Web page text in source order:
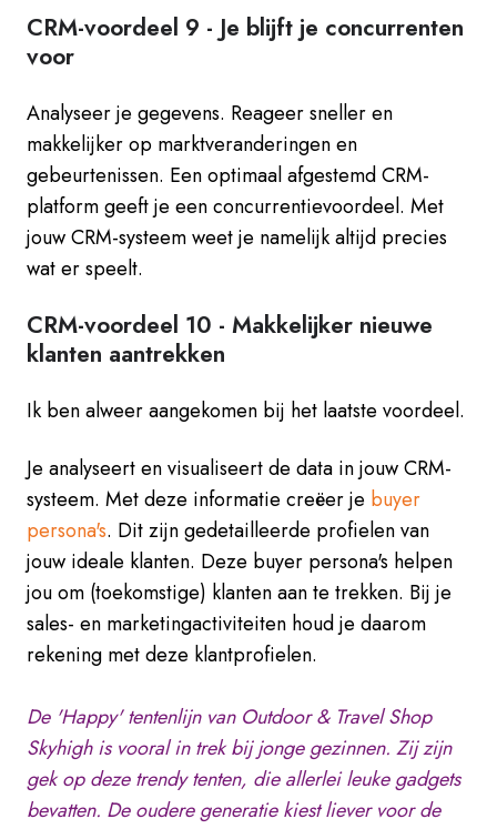
CRM-voordeel 9 - Je blijft je concurrenten
voor
Analyseer je gegevens. Reageer sneller en
makkelijker op marktveranderingen en
gebeurtenissen. Een optimaal afgestemd CRM-
platform geeft je een concurrentievoordeel. Met
jouw CRM-systeem weet je namelijk altijd precies
wat er speelt.
CRM-voordeel 10 - Makkelijker nieuwe
klanten aantrekken
Ik ben alweer aangekomen bij het laatste voordeel.
Je analyseert en visualiseert de data in jouw CRM-
systeem. Met deze informatie creëer je buyer
persona's. Dit zijn gedetailleerde profielen van
jouw ideale klanten. Deze buyer persona's helpen
jou om (toekomstige) klanten aan te trekken. Bij je
sales- en marketingactiviteiten houd je daarom
rekening met deze klantprofielen.
De 'Happy' tentenlijn van Outdoor & Travel Shop
Skyhigh is vooral in trek bij jonge gezinnen. Zij zijn
gek op deze trendy tenten, die allerlei leuke gadgets
bevatten. De oudere generatie kiest liever voor de